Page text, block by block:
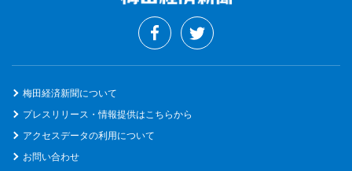
梅田経済新聞について
プレスリリース・情報提供はこちらから
アクセスデータの利用について
お問い合わせ